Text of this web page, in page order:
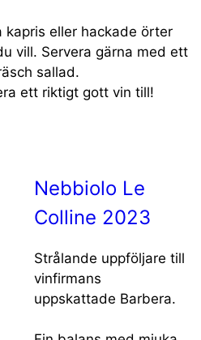
kapris eller hackade örter
vill. Servera gärna med ett
sallad.
ett riktigt gott vin till!
Nebbiolo Le
Colline 2023
Strålande uppföljare till
vinfirmans
uppskattade Barbera.